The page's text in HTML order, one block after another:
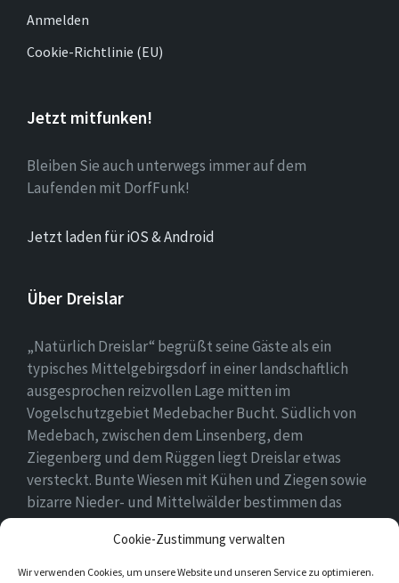
Cookie-Zustimmung verwalten
Wir verwenden Cookies, um unsere Website und unseren Service zu optimieren.
Anmelden
Cookie-Richtlinie (EU)
Jetzt mitfunken!
Bleiben Sie auch unterwegs immer auf dem
Laufenden mit DorfFunk!
Jetzt laden für iOS & Android
Über Dreislar
„Natürlich Dreislar“ begrüßt seine Gäste als ein
typisches Mittelgebirgsdorf in einer landschaftlich
ausgesprochen reizvollen Lage mitten im
Vogelschutzgebiet Medebacher Bucht. Südlich von
Medebach, zwischen dem Linsenberg, dem
Ziegenberg und dem Rüggen liegt Dreislar etwas
versteckt. Bunte Wiesen mit Kühen und Ziegen sowie
bizarre Nieder- und Mittelwälder bestimmen das
Ortsbild, das durch eine lebendige Landwirtschaft